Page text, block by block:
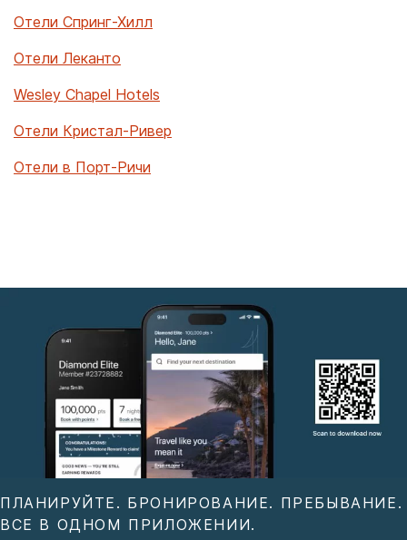
Отели Спринг-Хилл
Отели Леканто
Wesley Chapel Hotels
Отели Кристал-Ривер
Отели в Порт-Ричи
ПЛАНИРУЙТЕ. БРОНИРОВАНИЕ. ПРЕБЫВАНИЕ.
ВСЕ В ОДНОМ ПРИЛОЖЕНИИ.